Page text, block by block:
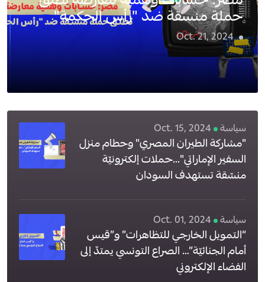
حملة منسقة ضد "رأس الحكمة"
Oct. 21, 2024
سياسة Oct. 15, 2024
"مشاركة الطيران المصري" وحطام منزل
السفير الإماراتي"...حملات إلكترونيّة
منسّقة تستهدف السودان
سياسة Oct. 01, 2024
“التمويل الخارجي للتظاهرات” و”قيس
أمام الجنائيّة”… الصراع التونسي يمتدّ إلى
الفضاء الإلكتروني